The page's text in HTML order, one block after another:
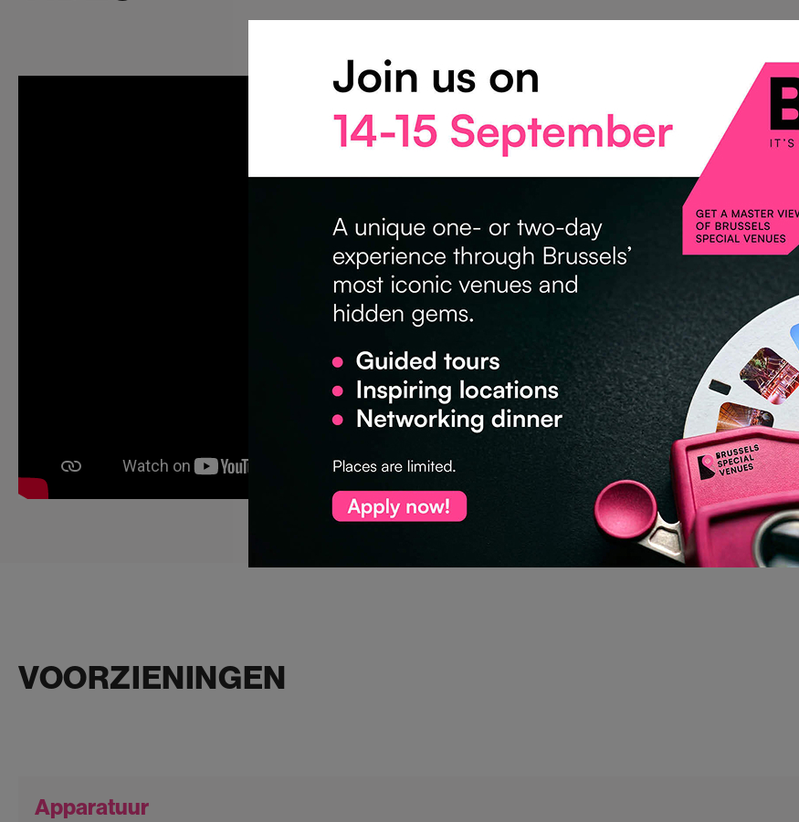
VOORZIENINGEN
Apparatuur